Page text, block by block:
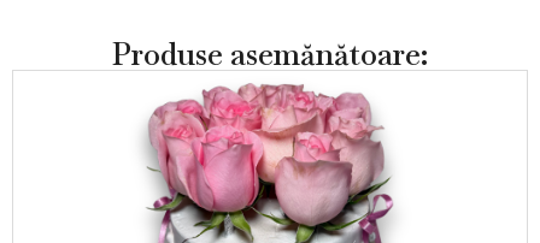
Produse asemănătoare: